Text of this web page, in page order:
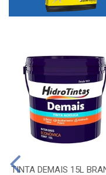
TINTA DEMAIS 15L